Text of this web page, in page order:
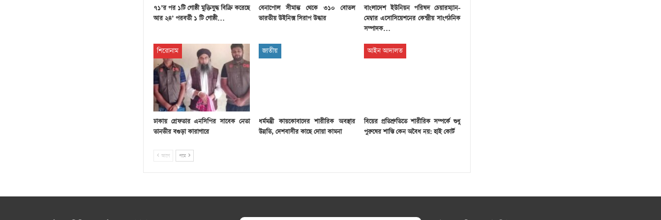
৭১’র পর ১টি গোষ্ঠী মুক্তিযুদ্ধ বিক্রি করেছে
আর ২৪’ পরবর্তী ১ টি গোষ্ঠী…
বেনাপোল সীমান্ত থেকে ৩১০ বোতল
ভারতীয় উইনিক্স সিরাপ উদ্ধার
বাংলাদেশ ইউনিয়ন পরিষদ চেয়ারম্যান-
মেম্বার এসোসিয়েশনের কেন্দ্রীয় সাংগঠনিক
সম্পাদক…
শিরোনাম
ঢাকায় গ্রেফতার এনসিপির সাবেক নেতা
তানভীর বগুড়া কারাগারে
জাতীয়
ধর্মমন্ত্রী কায়কোবাদের শারীরিক অবস্থার
উন্নতি, দেশবাসীর কাছে দোয়া কামনা
আইন আদালত
বিয়ের প্রতিশ্রুতিতে শারীরিক সম্পর্কে শুধু
পুরুষের শাস্তি কেন অবৈধ নয়: হাই কোর্ট
আগে পরে